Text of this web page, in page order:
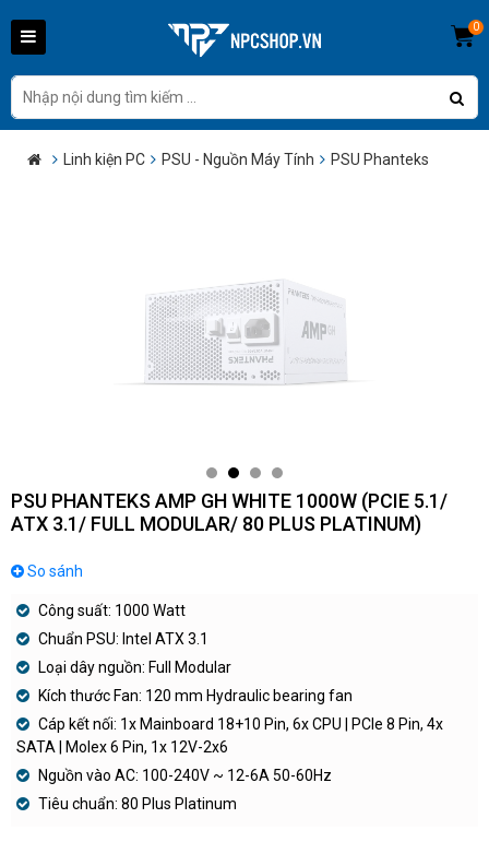
0
Linh kiện PC PSU - Nguồn Máy Tính PSU Phanteks
PSU PHANTEKS AMP GH WHITE 1000W (PCIE 5.1/
ATX 3.1/ FULL MODULAR/ 80 PLUS PLATINUM)
So sánh
Công suất: 1000 Watt
Chuẩn PSU: Intel ATX 3.1
Loại dây nguồn: Full Modular
Kích thước Fan: 120 mm Hydraulic bearing fan
Cáp kết nối: 1x Mainboard 18+10 Pin, 6x CPU | PCIe 8 Pin, 4x
SATA | Molex 6 Pin, 1x 12V-2x6
Nguồn vào AC: 100-240V ~ 12-6A 50-60Hz
Tiêu chuẩn: 80 Plus Platinum